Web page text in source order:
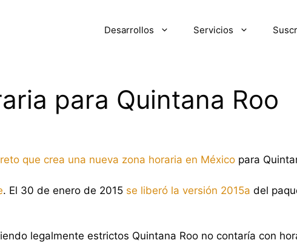
Desarrollos Servicios
para Quintana Roo
que crea una nueva zona horaria en México para
. El 30 de enero de 2015 se liberó la versión 2015a del
legalmente estrictos Quintana Roo no contaría con